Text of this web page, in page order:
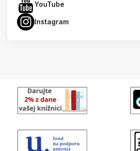
YouTube
Instagram